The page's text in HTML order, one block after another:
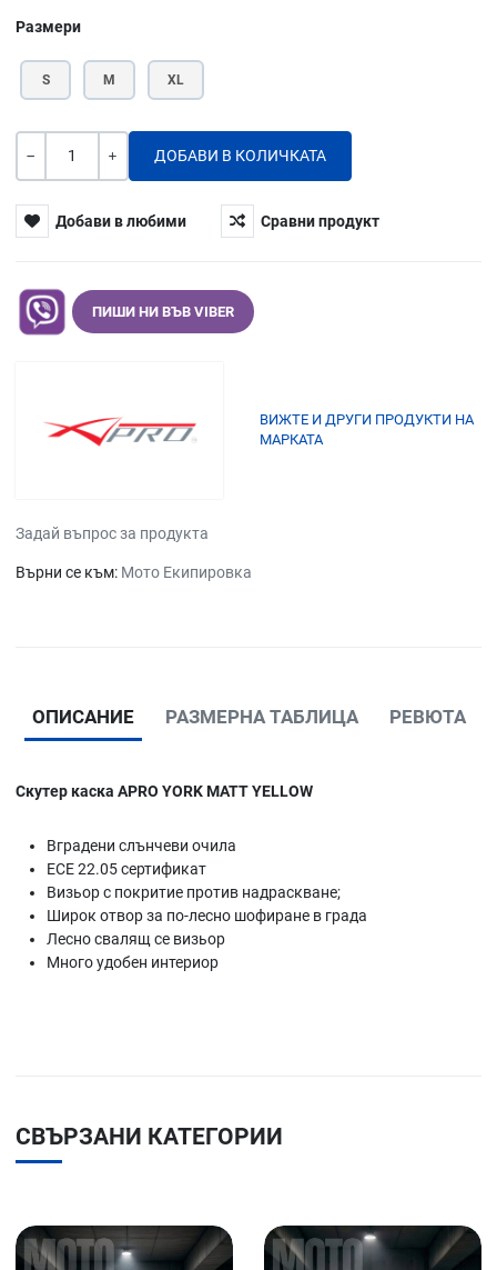
Размери
S M XL
Количество
Добави в любими Сравни продукт
ПИШИ НИ ВЪВ VIBER
ВИЖТЕ И ДРУГИ ПРОДУКТИ НА
МАРКАТА
Задай въпрос за продукта
Върни се към: Мото Екипировка
ОПИСАНИЕ РАЗМЕРНА ТАБЛИЦА РЕВЮТА
Скутер каска APRO YORK MATT YELLOW
Вградени слънчеви очила
ECE 22.05 сертификат
Визьор с покритие против надраскване;
Широк отвор за по-лесно шофиране в града
Лесно свалящ се визьор
Много удобен интериор
СВЪРЗАНИ КАТЕГОРИИ